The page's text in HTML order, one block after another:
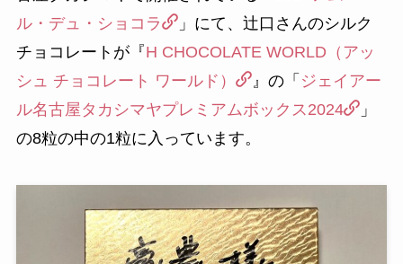
古屋タカシマヤで開催されている「 2024アムー
ル・デュ・ショコラ
」にて、辻口さんのシルク
チョコレートが『 H CHOCOLATE WORLD（アッ
シュ チョコレート ワールド）
』の「ジェイアー
ル名古屋タカシマヤプレミアムボックス2024